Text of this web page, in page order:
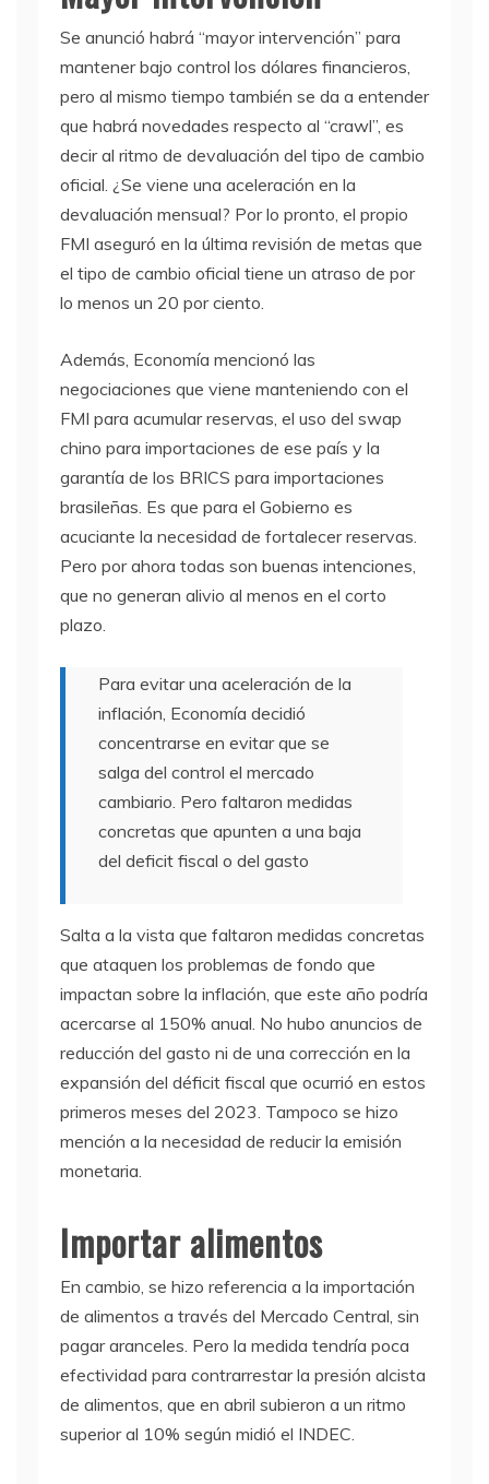
Se anunció habrá “mayor intervención” para
mantener bajo control los dólares financieros,
pero al mismo tiempo también se da a entender
que habrá novedades respecto al “crawl”, es
decir al ritmo de devaluación del tipo de cambio
oficial. ¿Se viene una aceleración en la
devaluación mensual? Por lo pronto, el propio
FMI aseguró en la última revisión de metas que
el tipo de cambio oficial tiene un atraso de por
lo menos un 20 por ciento.
Además, Economía mencionó las
negociaciones que viene manteniendo con el
FMI para acumular reservas, el uso del swap
chino para importaciones de ese país y la
garantía de los BRICS para importaciones
brasileñas. Es que para el Gobierno es
acuciante la necesidad de fortalecer reservas.
Pero por ahora todas son buenas intenciones,
que no generan alivio al menos en el corto
plazo.
Para evitar una aceleración de la
inflación, Economía decidió
concentrarse en evitar que se
salga del control el mercado
cambiario. Pero faltaron medidas
concretas que apunten a una baja
del deficit fiscal o del gasto
Salta a la vista que faltaron medidas concretas
que ataquen los problemas de fondo que
impactan sobre la inflación, que este año podría
acercarse al 150% anual. No hubo anuncios de
reducción del gasto ni de una corrección en la
expansión del déficit fiscal que ocurrió en estos
primeros meses del 2023. Tampoco se hizo
mención a la necesidad de reducir la emisión
monetaria.
Importar alimentos
En cambio, se hizo referencia a la importación
de alimentos a través del Mercado Central, sin
pagar aranceles. Pero la medida tendría poca
efectividad para contrarrestar la presión alcista
de alimentos, que en abril subieron a un ritmo
superior al 10% según midió el INDEC.